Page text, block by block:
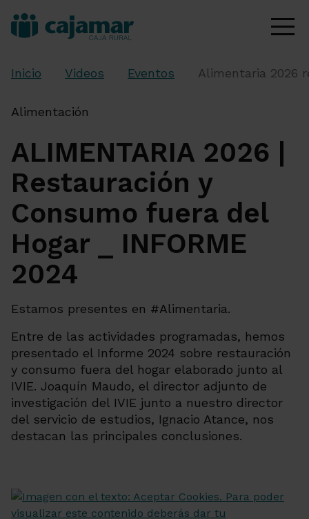
Inicio Videos Eventos Alimentaria 2026
Alimentación
ALIMENTARIA 2026 |
Restauración y
Consumo fuera del
Hogar _ INFORME
2024
Estamos presentes en #Alimentaria.
Entre de las actividades programadas, hemos
presentado el Informe 2024 sobre restauración
y consumo fuera del hogar elaborado junto al
IVIE. Joaquín Maudo, el director adjunto de
investigación del IVIE junto a nuestro director
del servicio de estudios, Ignacio Atance, nos
destacan las principales conclusiones.